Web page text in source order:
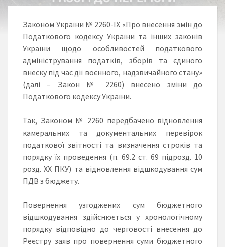
Законом України № 2260-IX «Про внесення змін до
Податкового кодексу України та інших законів
України щодо особливостей податкового
адміністрування податків, зборів та єдиного
внеску під час дії воєнного, надзвичайного стану»
(далі – Закон № 2260) внесено зміни до
Податкового кодексу України.
Так, Законом № 2260 передбачено відновлення
камеральних та документальних перевірок
податкової звітності та визначення строків та
порядку їх проведення (п. 69.2 ст. 69 підрозд. 10
розд. ХХ ПКУ) та відновлення відшкодування сум
ПДВ з бюджету.
Повернення узгоджених сум бюджетного
відшкодування здійснюється у хронологічному
порядку відповідно до черговості внесення до
Реєстру заяв про повернення суми бюджетного